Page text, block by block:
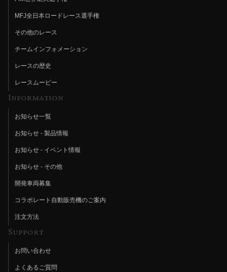
MFJ全日本ロードレース選手権
その他のレース
チームインフォメーション
レースの歴史
レースムービー
Information
お知らせ一覧
お知らせ - 製品情報
お知らせ - イベント情報
お知らせ - その他
開発車両募集
コラボレート自動販売機のご案内
注文方法
Support
お問い合わせ
よくあるご質問